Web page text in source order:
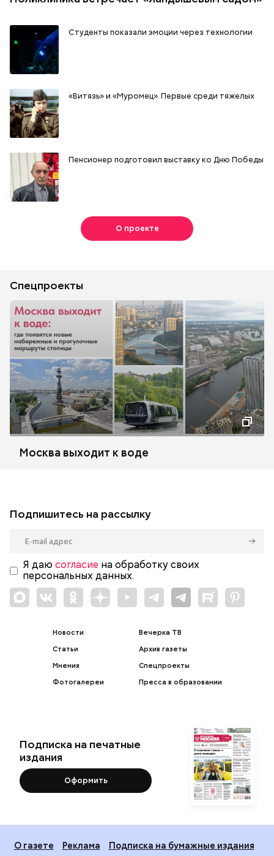
Студенты показали эмоции через технологии
«Витязь» и «Муромец». Первые среди тяжелых
Пенсионер подготовил выставку ко Дню Победы
О проекте
Спецпроекты
Москва выходит к воде
Подпишитесь на рассылку
Я даю согласие на обработку своих
персональных данных.
Новости
Статьи
Мнения
Фотогалереи
Вечерка ТВ
Архив газеты
Спецпроекты
Пресса в образовании
Подписка на печатные
издания
Оформить
О газете Реклама
Подписка на бумажные издания